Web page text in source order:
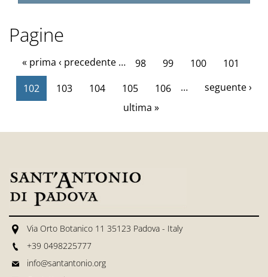
Pagine
« prima ‹ precedente … 98 99 100
101
102
103 104 105 106 …
seguente ›
ultima »
Via Orto Botanico 11 35123 Padova - Italy
+39 0498225777
info@santantonio.org